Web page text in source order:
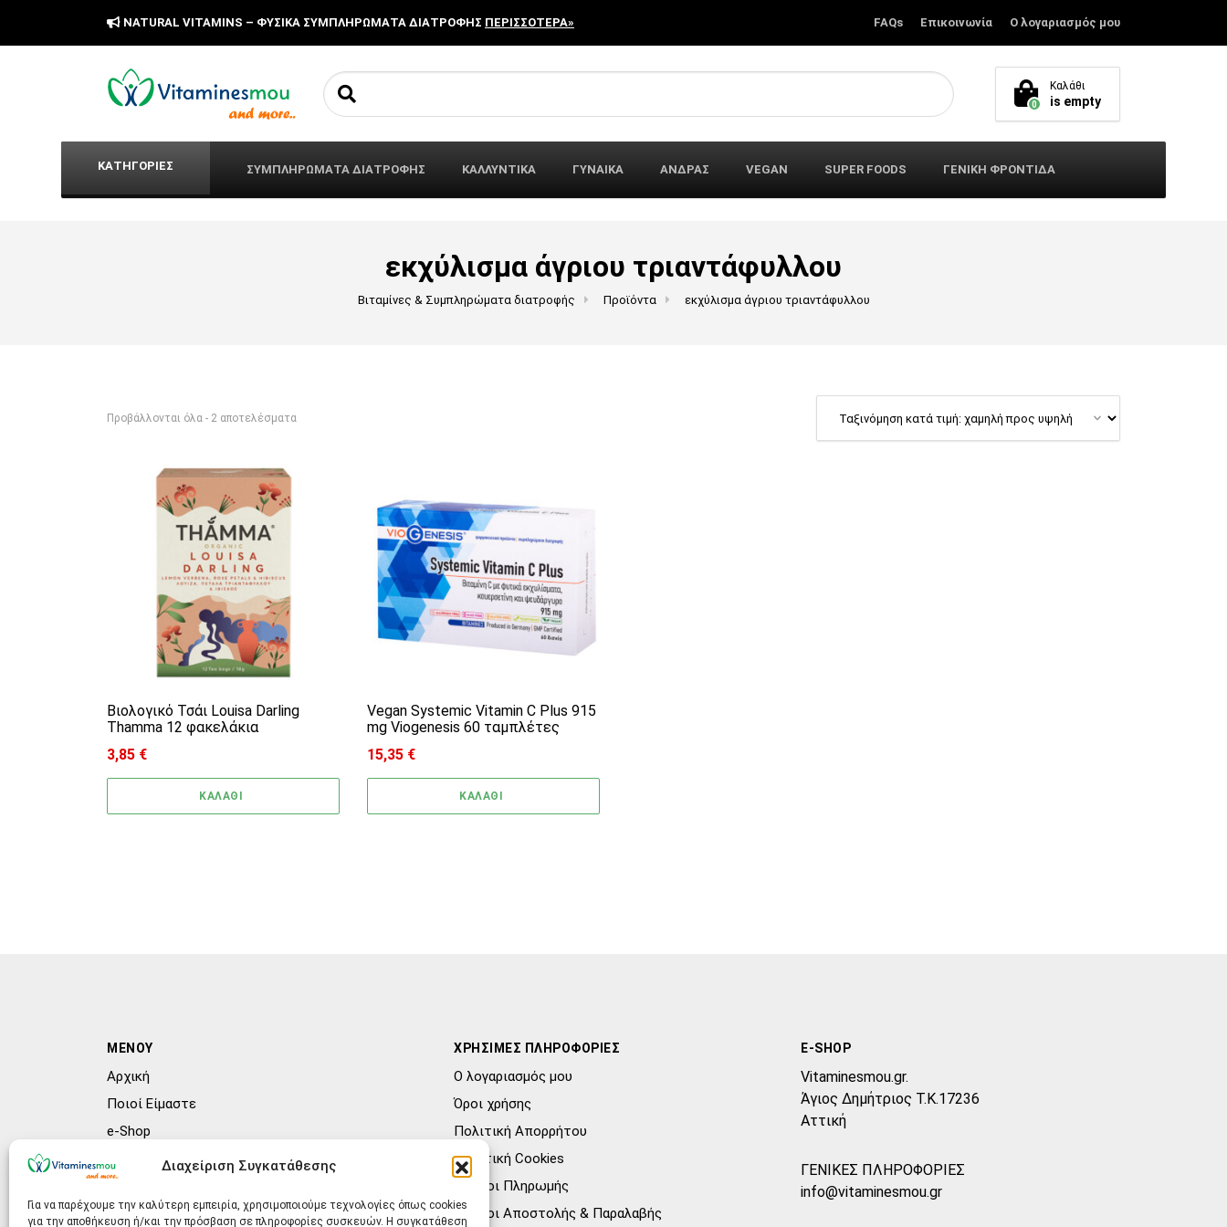
Διαχείριση Συγκατάθεσης
Για να παρέχουμε την καλύτερη εμπειρία, χρησιμοποιούμε τεχνολογίες όπως cookies
για την αποθήκευση ή/και την πρόσβαση σε πληροφορίες συσκευών. Η συγκατάθεση
NATURAL VITAMINS – ΦΥΣΙΚΑ ΣΥΜΠΛΗΡΩΜΑΤΑ ΔΙΑΤΡΟΦΗΣ ΠΕΡΙΣΣΟΤΕΡΑ» FAQs Επικοινωνία Ο λογαριασμός μου
Search for:
0
Καλάθι
is empty
ΚΑΤΗΓΟΡΙΕΣ ΣΥΜΠΛΗΡΩΜΑΤΑ ΔΙΑΤΡΟΦΗΣ ΚΑΛΛΥΝΤΙΚΑ ΓΥΝΑΙΚΑ ΑΝΔΡΑΣ VEGAN SUPER FOODS ΓΕΝΙΚΗ ΦΡΟΝΤΙΔΑ
εκχύλισμα άγριου τριαντάφυλλου
Βιταμίνες & Συμπληρώματα διατροφής Προϊόντα εκχύλισμα άγριου τριαντάφυλλου
Προβάλλονται όλα - 2 αποτελέσματα
Βιολογικό Τσάι Louisa Darling
Thamma 12 φακελάκια
3,85 €
ΚΑΛΑΘΙ
Vegan Systemic Vitamin C Plus 915
mg Viogenesis 60 ταμπλέτες
15,35 €
ΚΑΛΑΘΙ
ΜΕΝΟΥ
Αρχική
Ποιοί Είμαστε
e-Shop
Συχνές ερωτήσεις (FAQs)
ΧΡΗΣΙΜΕΣ ΠΛΗΡΟΦΟΡΙΕΣ
Ο λογαριασμός μου
Όροι χρήσης
Πολιτική Απορρήτου
Πολιτική Cookies
Τρόποι Πληρωμής
Τρόποι Αποστολής & Παραλαβής
E-SHOP
Vitaminesmou.gr.
Άγιος Δημήτριος T.K.17236
Αττική
ΓΕΝΙΚΕΣ ΠΛΗΡΟΦΟΡΙΕΣ
info@vitaminesmou.gr